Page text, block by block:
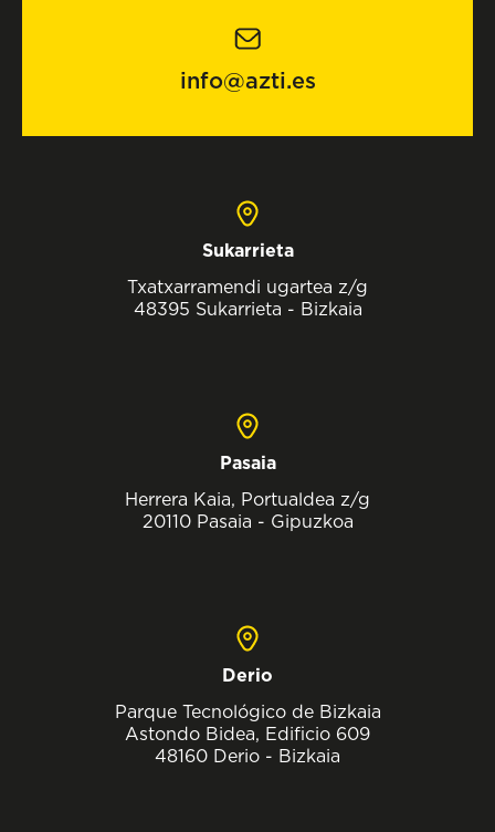
info@azti.es
Sukarrieta
Txatxarramendi ugartea z/g
48395 Sukarrieta - Bizkaia
Pasaia
Herrera Kaia, Portualdea z/g
20110 Pasaia - Gipuzkoa
Derio
Parque Tecnológico de Bizkaia
Astondo Bidea, Edificio 609
48160 Derio - Bizkaia